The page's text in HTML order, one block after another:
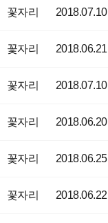
꽃자리 2018.07.10
꽃자리 2018.06.21
꽃자리 2018.07.10
꽃자리 2018.06.20
꽃자리 2018.06.25
꽃자리 2018.06.22